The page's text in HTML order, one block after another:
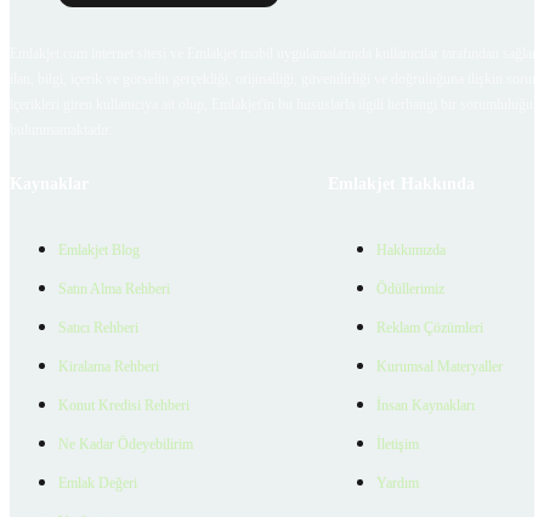
Emlakjet Blog
Satın Alma Rehberi
Satıcı Rehberi
Kiralama Rehberi
Konut Kredisi Rehberi
Ne Kadar Ödeyebilirim
Emlak Değeri
Hakkımızda
Ödüllerimiz
Reklam Çözümleri
Kurumsal Materyaller
İnsan Kaynakları
İletişim
Yardım